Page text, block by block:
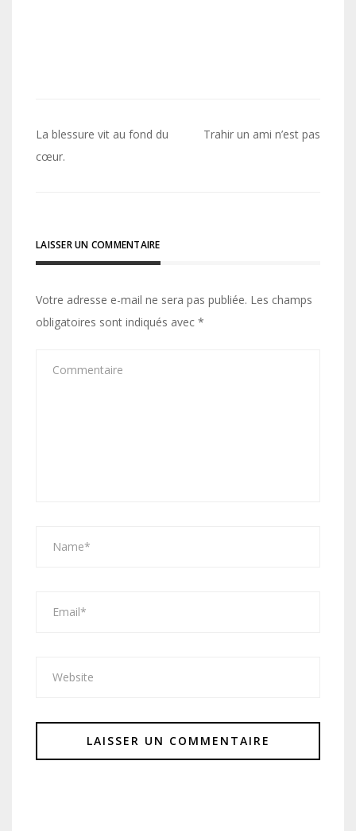
Navigation
de
La blessure vit au fond du
cœur.
Trahir un ami n’est pas
LAISSER UN COMMENTAIRE
Votre adresse e-mail ne sera pas publiée. Les champs
obligatoires sont indiqués avec *